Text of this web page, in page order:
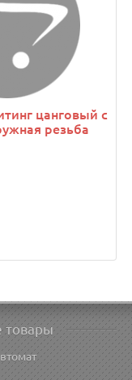
цанговый с
резьба
товары